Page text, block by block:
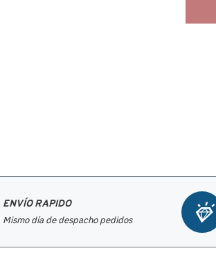
ENVÍO RAPIDO
Mismo día de despacho pedidos